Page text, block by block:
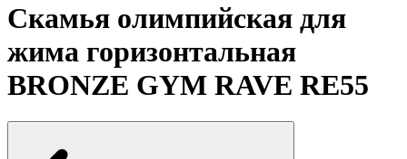
Скамья олимпийская для
жима горизонтальная
BRONZE GYM RAVE RE55